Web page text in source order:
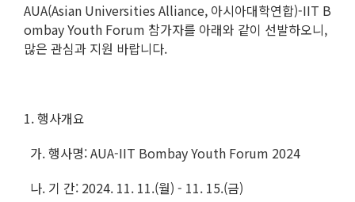
AUA(Asian Universities Alliance, 아시아대학연합)-IIT B
ombay Youth Forum 참가자를 아래와 같이 선발하오니,
많은 관심과 지원 바랍니다.
1. 행사개요
가. 행사명: AUA-IIT Bombay Youth Forum 2024
나. 기 간: 2024. 11. 11.(월) - 11. 15.(금)